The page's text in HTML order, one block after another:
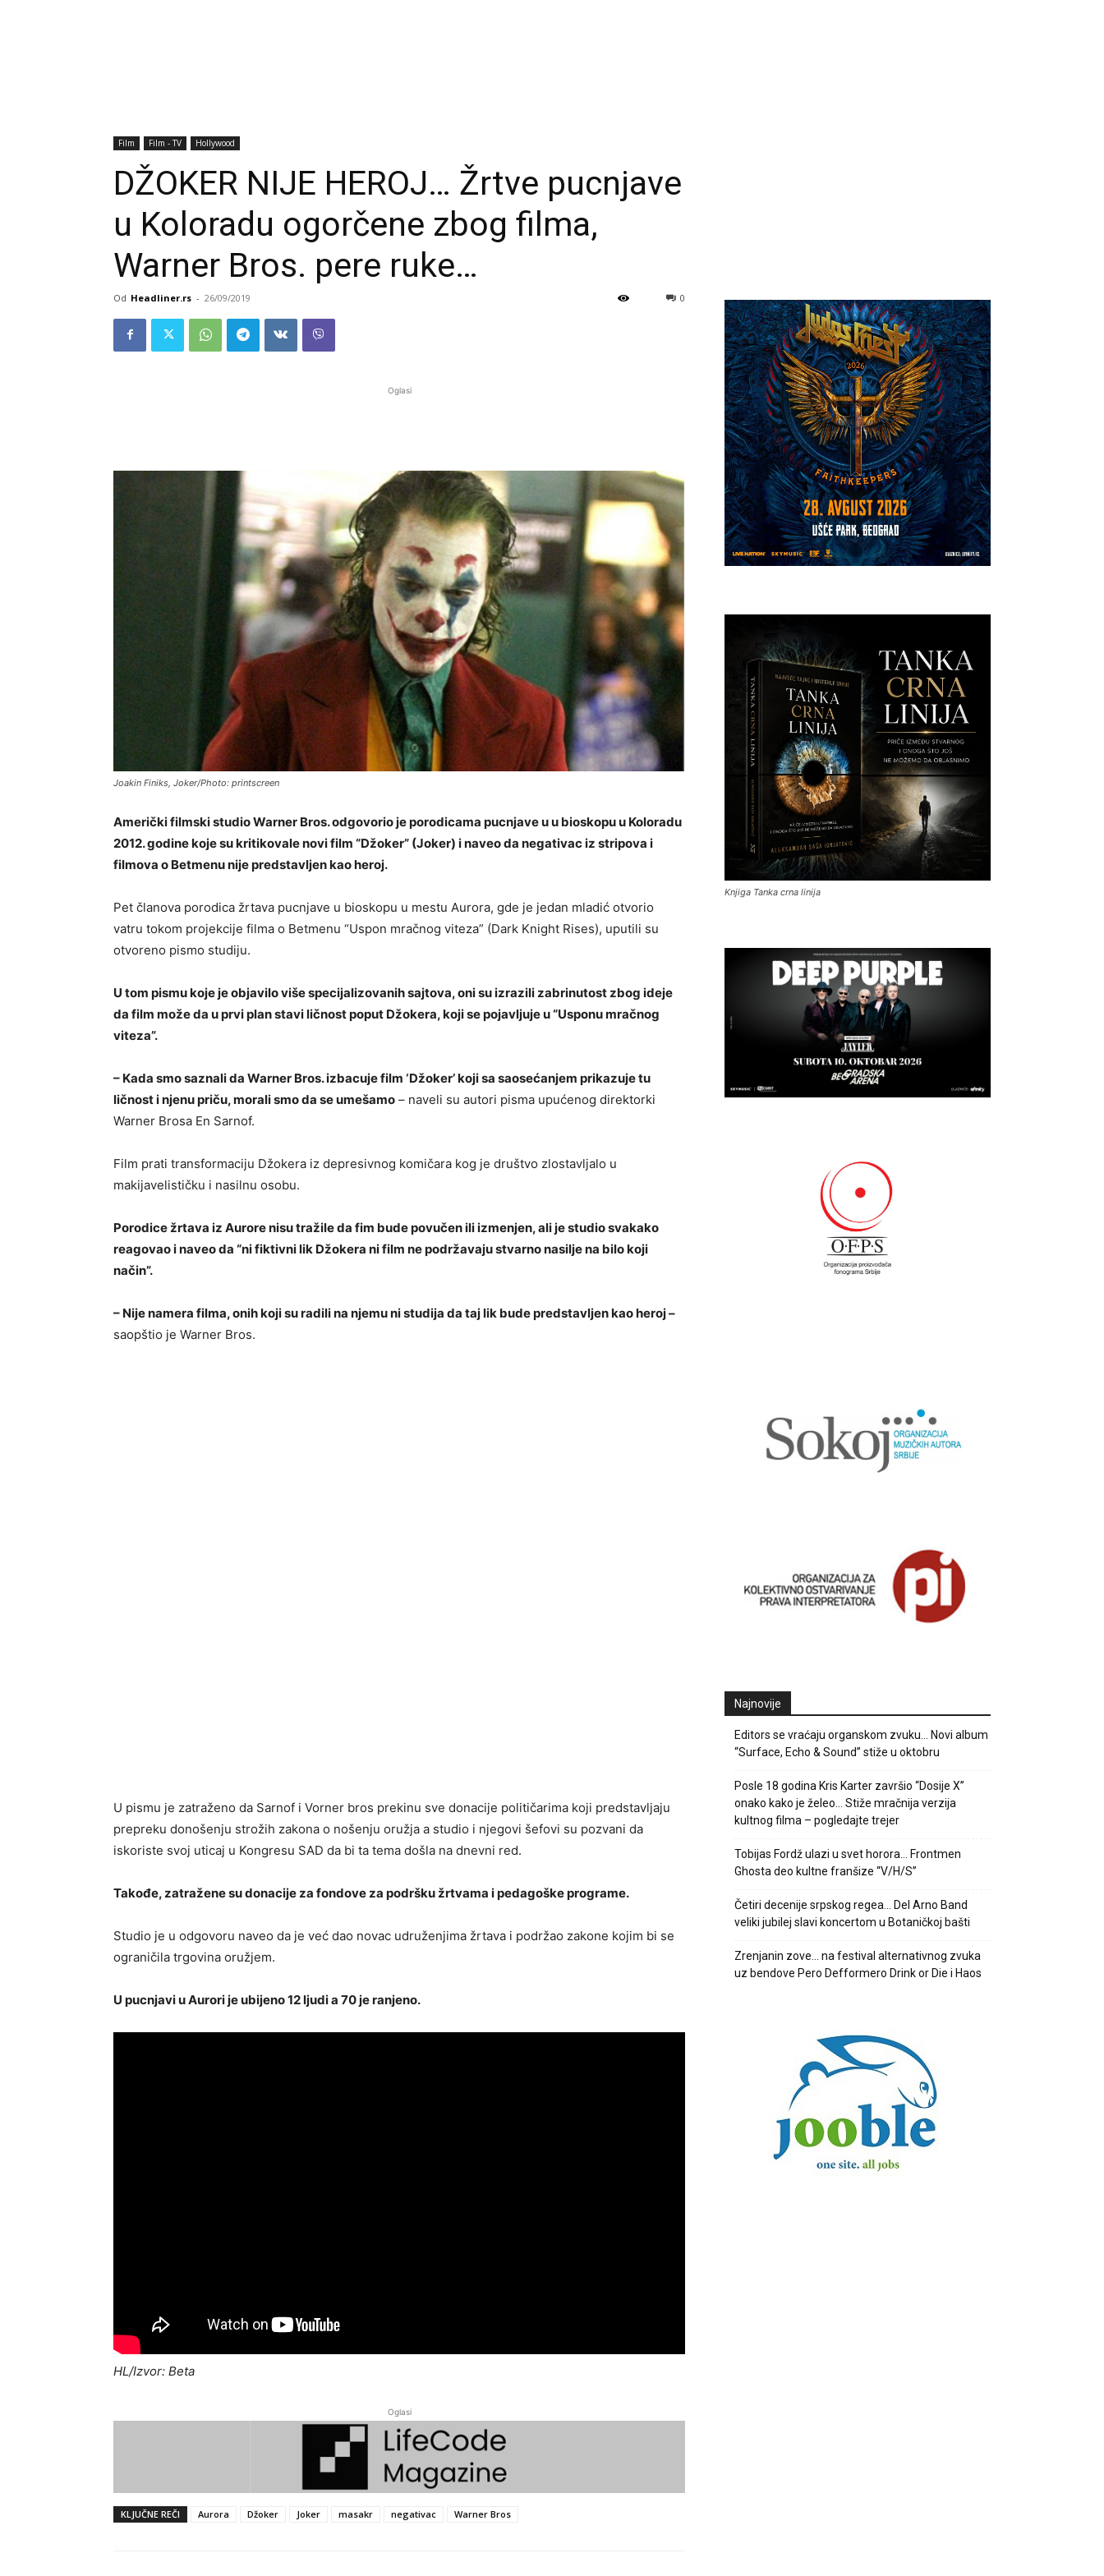
Film Film - TV Hollywood
DŽOKER NIJE HEROJ… Žrtve pucnjave
u Koloradu ogorčene zbog filma,
Warner Bros. pere ruke…
Od Headliner.rs - 26/09/2019 0
Oglasi
Joakin Finiks, Joker/Photo: printscreen
Američki filmski studio Warner Bros. odgovorio je porodicama pucnjave u u bioskopu u Koloradu
2012. godine koje su kritikovale novi film “Džoker” (Joker) i naveo da negativac iz stripova i
filmova o Betmenu nije predstavljen kao heroj.
Pet članova porodica žrtava pucnjave u bioskopu u mestu Aurora, gde je jedan mladić otvorio
vatru tokom projekcije filma o Betmenu “Uspon mračnog viteza” (Dark Knight Rises), uputili su
otvoreno pismo studiju.
U tom pismu koje je objavilo više specijalizovanih sajtova, oni su izrazili zabrinutost zbog ideje
da film može da u prvi plan stavi ličnost poput Džokera, koji se pojavljuje u “Usponu mračnog
viteza”.
– Kada smo saznali da Warner Bros. izbacuje film ‘Džoker’ koji sa saosećanjem prikazuje tu
ličnost i njenu priču, morali smo da se umešamo – naveli su autori pisma upućenog direktorki
Warner Brosa En Sarnof.
Film prati transformaciju Džokera iz depresivnog komičara kog je društvo zlostavljalo u
makijavelističku i nasilnu osobu.
Porodice žrtava iz Aurore nisu tražile da fim bude povučen ili izmenjen, ali je studio svakako
reagovao i naveo da “ni fiktivni lik Džokera ni film ne podržavaju stvarno nasilje na bilo koji
način”.
– Nije namera filma, onih koji su radili na njemu ni studija da taj lik bude predstavljen kao heroj –
saopštio je Warner Bros.
U pismu je zatraženo da Sarnof i Vorner bros prekinu sve donacije političarima koji predstavljaju
prepreku donošenju strožih zakona o nošenju oružja a studio i njegovi šefovi su pozvani da
iskoriste svoj uticaj u Kongresu SAD da bi ta tema došla na dnevni red.
Takođe, zatražene su donacije za fondove za podršku žrtvama i pedagoške programe.
Studio je u odgovoru naveo da je već dao novac udruženjima žrtava i podržao zakone kojim bi se
ograničila trgovina oružjem.
U pucnjavi u Aurori je ubijeno 12 ljudi a 70 je ranjeno.
HL/Izvor: Beta
Oglasi
KLJUČNE REČI Aurora Džoker Joker masakr negativac Warner Bros
Knjiga Tanka crna linija
Najnovije
Editors se vraćaju organskom zvuku… Novi album
“Surface, Echo & Sound” stiže u oktobru
Posle 18 godina Kris Karter završio “Dosije X”
onako kako je želeo… Stiže mračnija verzija
kultnog filma – pogledajte trejer
Tobijas Fordž ulazi u svet horora… Frontmen
Ghosta deo kultne franšize “V/H/S”
Četiri decenije srpskog regea… Del Arno Band
veliki jubilej slavi koncertom u Botaničkoj bašti
Zrenjanin zove… na festival alternativnog zvuka
uz bendove Pero Defformero Drink or Die i Haos